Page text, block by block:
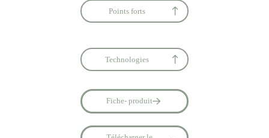
Points forts
Technologies
Fiche- produit